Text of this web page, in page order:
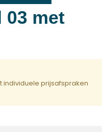
03 met
individuele prijsafspraken